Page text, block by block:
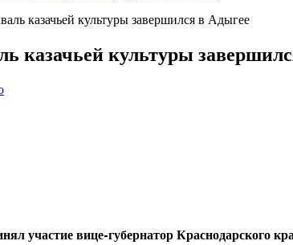
казачьей культуры завершился в Адыгее
казачьей культуры
участие вице-губернатор Краснодарского